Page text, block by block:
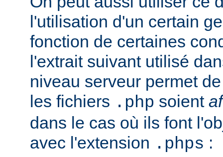
l'utilisation d'un certain
fonction de certaines
l'extrait suivant utilisé
niveau serveur permet
les fichiers .php soient
dans le cas où ils font
avec l'extension .phps :